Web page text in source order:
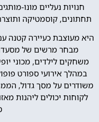
חנויות נעליים מונו-
תחתונים, קוסמטיקה
היא מעוצבת כעיירה קטנה
מבחר מרשים של
משחקים לילדים, מכוני
במהלך אירועי ספורט
משודרים על מסך גדול,